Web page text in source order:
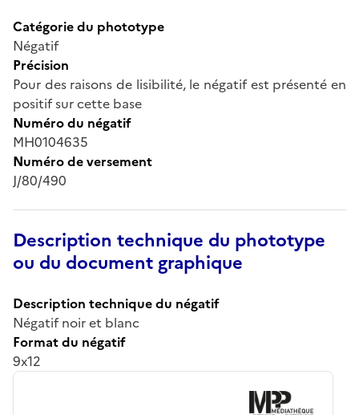
Catégorie du phototype
Négatif
Précision
Pour des raisons de lisibilité, le négatif est présenté en
positif sur cette base
Numéro du négatif
MH0104635
Numéro de versement
J/80/490
Description technique du phototype
ou du document graphique
Description technique du négatif
Négatif noir et blanc
Format du négatif
9x12